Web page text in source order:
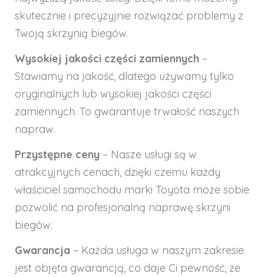
skutecznie i precyzyjnie rozwiązać problemy z
Twoją skrzynią biegów.
Wysokiej jakości części zamiennych –
Stawiamy na jakość, dlatego używamy tylko
oryginalnych lub wysokiej jakości części
zamiennych. To gwarantuje trwałość naszych
napraw.
Przystępne ceny – Nasze usługi są w
atrakcyjnych cenach, dzięki czemu każdy
właściciel samochodu marki Toyota może sobie
pozwolić na profesjonalną naprawę skrzyni
biegów.
Gwarancja – Każda usługa w naszym zakresie
jest objęta gwarancją, co daje Ci pewność, że